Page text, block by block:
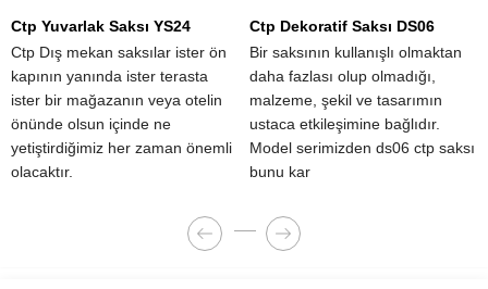
Ctp Yuvarlak Saksı YS24
Ctp Dış mekan saksılar ister ön
kapının yanında ister terasta
ister bir mağazanın veya otelin
önünde olsun içinde ne
yetiştirdiğimiz her zaman önemli
olacaktır.
Ctp Dekoratif Saksı DS06
Bir saksının kullanışlı olmaktan
daha fazlası olup olmadığı,
malzeme, şekil ve tasarımın
ustaca etkileşimine bağlıdır.
Model serimizden ds06 ctp saksı
bunu kar